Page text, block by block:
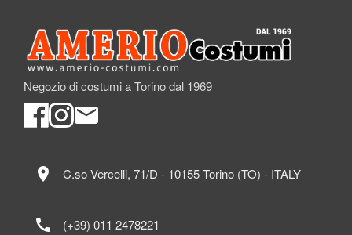
Negozio di costumi a Torino dal 1969
location_on C.so Vercelli, 71/D - 10155 Torino (TO) - ITALY
call (+39) 011 2478221